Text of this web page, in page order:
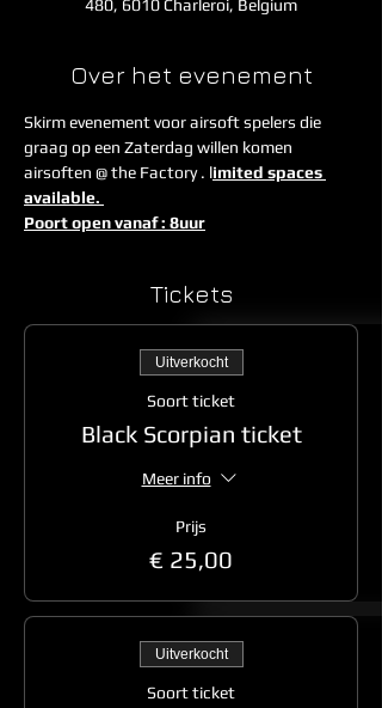
480, 6010 Charleroi, Belgium
Over het evenement
Skirm evenement voor airsoft spelers die
graag op een Zaterdag willen komen
airsoften @ the Factory . limited spaces
available.
Poort open vanaf : 8uur
Tickets
Uitverkocht
Soort ticket
Black Scorpian ticket
Meer info
Prijs
€ 25,00
Uitverkocht
Soort ticket